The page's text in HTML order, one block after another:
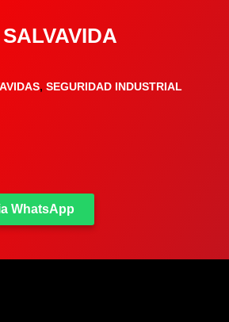
, SEGURIDAD INDUSTRIAL
WhatsApp